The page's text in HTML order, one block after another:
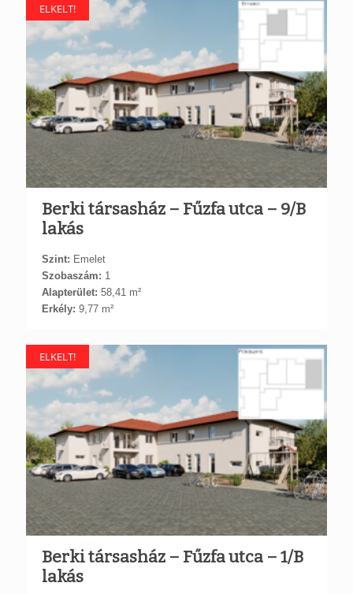
ELKELT!
Berki társasház – Fűzfa utca – 9/B
lakás
Szint: Emelet
Szobaszám: 1
Alapterület: 58,41 m²
Erkély: 9,77 m²
ELKELT!
Berki társasház – Fűzfa utca – 1/B
lakás